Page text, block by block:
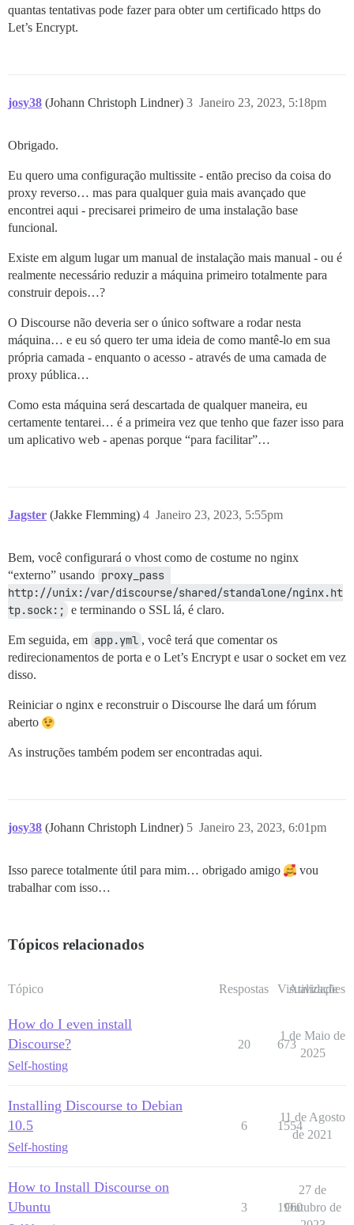
quantas tentativas pode fazer para obter um certificado https do
Let’s Encrypt.
josy38 (Johann Christoph Lindner) Janeiro 23, 2023, 5:18pm
3
Obrigado.
Eu quero uma configuração multissite - então preciso da coisa do
proxy reverso… mas para qualquer guia mais avançado que
encontrei aqui - precisarei primeiro de uma instalação base
funcional.
Existe em algum lugar um manual de instalação mais manual - ou é
realmente necessário reduzir a máquina primeiro totalmente para
construir depois…?
O Discourse não deveria ser o único software a rodar nesta
máquina… e eu só quero ter uma ideia de como mantê-lo em sua
própria camada - enquanto o acesso - através de uma camada de
proxy pública…
Como esta máquina será descartada de qualquer maneira, eu
certamente tentarei… é a primeira vez que tenho que fazer isso para
um aplicativo web - apenas porque “para facilitar”…
Jagster (Jakke Flemming) Janeiro 23, 2023, 5:55pm
4
Bem, você configurará o vhost como de costume no nginx
“externo” usando proxy_pass
http://unix:/var/discourse/shared/standalone/nginx.ht
tp.sock:; e terminando o SSL lá, é claro.
Em seguida, em app.yml , você terá que comentar os
redirecionamentos de porta e o Let’s Encrypt e usar o socket em vez
disso.
Reiniciar o nginx e reconstruir o Discourse lhe dará um fórum
aberto
As instruções também podem ser encontradas aqui.
josy38 (Johann Christoph Lindner) Janeiro 23, 2023, 6:01pm
5
Isso parece totalmente útil para mim… obrigado amigo
vou
trabalhar com isso…
Tópicos relacionados
Tópico Respostas Visualizações
Atividade
How do I even install
Discourse?
Self-hosting
20 673
1 de Maio de
2025
Installing Discourse to Debian
10.5
Self-hosting
6 1554
11 de Agosto
de 2021
How to Install Discourse on
Ubuntu
3 1960
27 de
Outubro de